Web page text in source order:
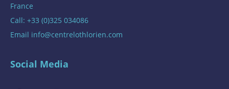
France
Call: +33 (0)325 034086
Email info@centrelothlorien.com
Social Media